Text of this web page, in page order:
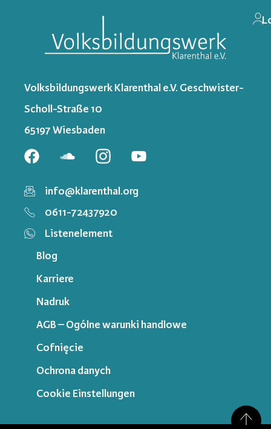
Volksbildungswerk Klarenthal e.V. Geschwister-
Scholl-Straße 10
65197 Wiesbaden
info@klarenthal.org
0611-72437920
Listenelement
Blog
Karriere
Nadruk
AGB – Ogólne warunki handlowe
Cofnięcie
Ochrona danych
Cookie Einstellungen